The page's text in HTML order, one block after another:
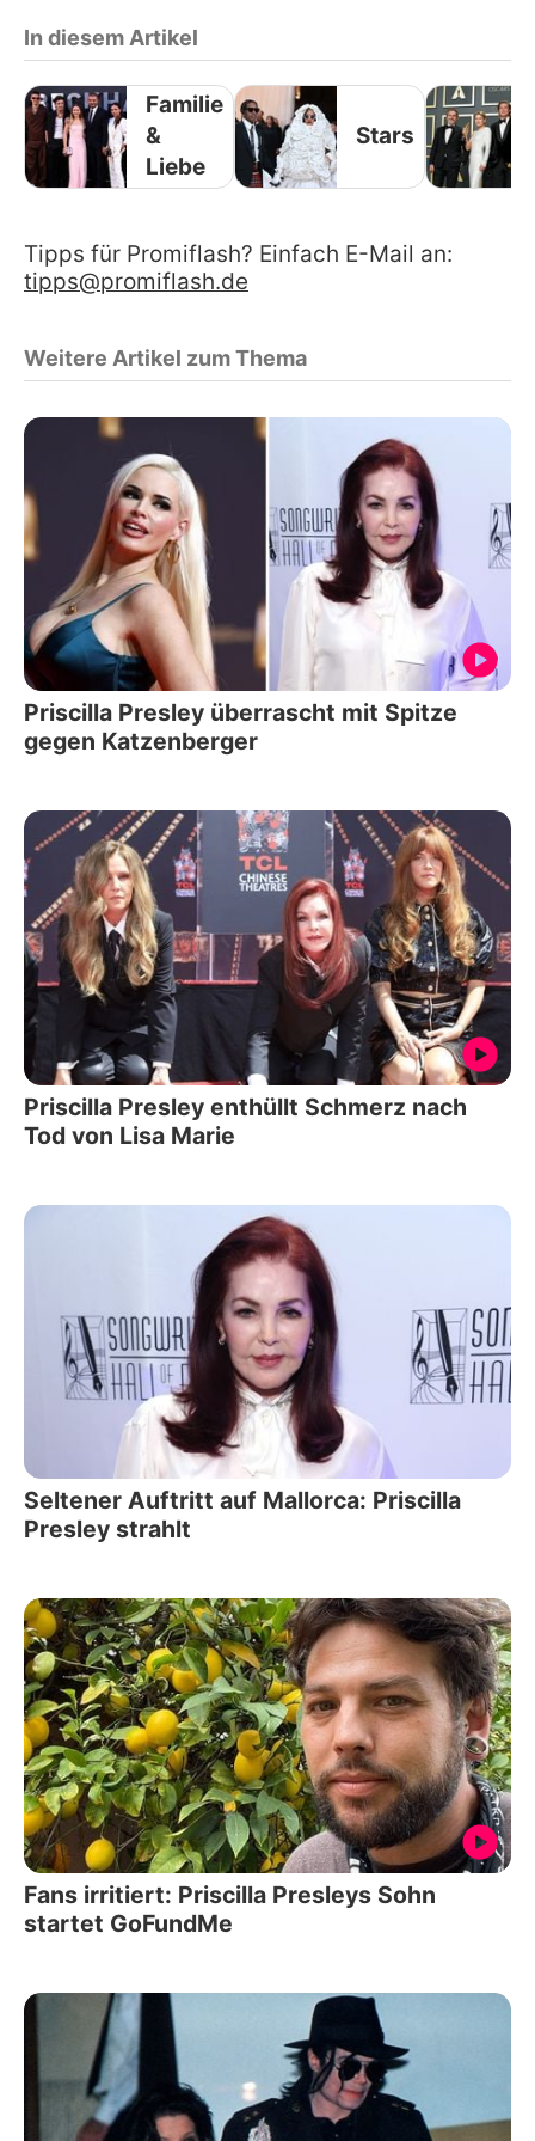
In diesem Artikel
Familie
&
Liebe
Stars
Tipps für Promiflash? Einfach E-Mail an:
tipps@promiflash.de
Weitere Artikel zum Thema
Priscilla Presley überrascht mit Spitze
gegen Katzenberger
Priscilla Presley enthüllt Schmerz nach
Tod von Lisa Marie
Seltener Auftritt auf Mallorca: Priscilla
Presley strahlt
Fans irritiert: Priscilla Presleys Sohn
startet GoFundMe